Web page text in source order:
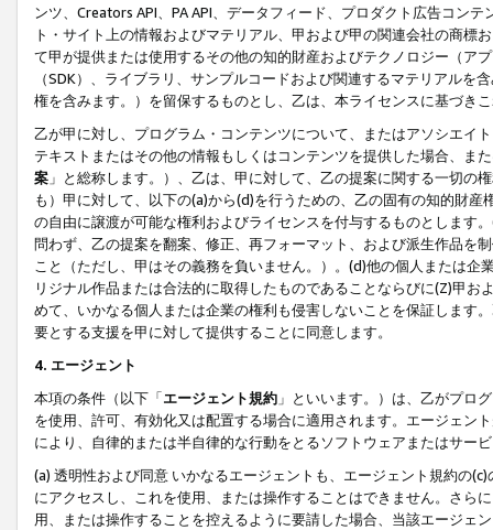
ンツ、Creators API、PA API、データフィード、プロダクト広告コン
ト・サイト上の情報およびマテリアル、甲および甲の関連会社の商
て甲が提供または使用するその他の知的財産およびテクノロジー（ア
（SDK）、ライブラリ、サンプルコードおよび関連するマテリアル
権を含みます。）を留保するものとし、乙は、本ライセンスに基づき
乙が甲に対し、プログラム・コンテンツについて、またはアソシエイ
テキストまたはその他の情報もしくはコンテンツを提供した場合、ま
案 」と総称します。）、乙は、甲に対して、乙の提案に関する一切
も）甲に対して、以下の(a)から(d)を行うための、乙の固有の知的財
の自由に譲渡が可能な権利およびライセンスを付与するものとします
問わず、乙の提案を翻案、修正、再フォーマット、および派生作品を
こと（ただし、甲はその義務を負いません。）。(d)他の個人または
リジナル作品または合法的に取得したものであることならびに(Z)甲
めて、いかなる個人または企業の権利も侵害しないことを保証します
要とする支援を甲に対して提供することに同意します。
4. エージェント
本項の条件（以下「エージェント規約 」といいます。）は、乙がプロ
を使用、許可、有効化又は配置する場合に適用されます。エージェン
により、自律的または半自律的な行動をとるソフトウェアまたはサー
(a) 透明性および同意 いかなるエージェントも、エージェント規約の
にアクセスし、これを使用、または操作することはできません。さら
用、または操作することを控えるように要請した場合、当該エージェ